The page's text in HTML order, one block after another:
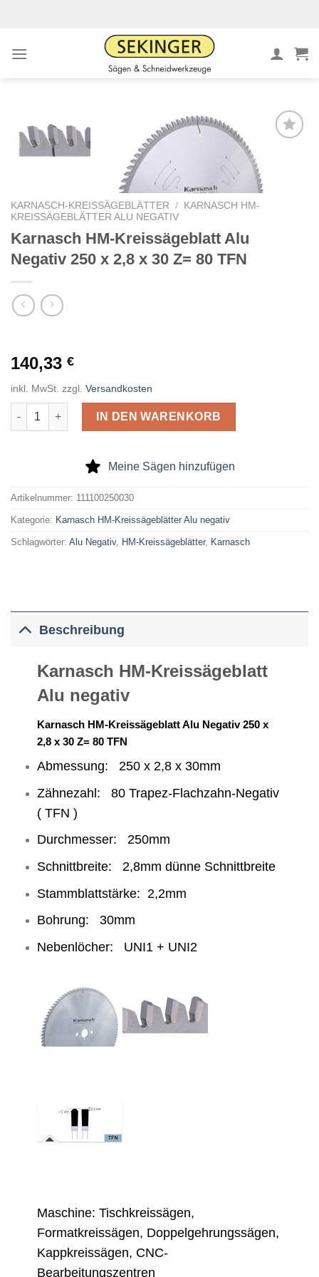
Sägen
hinzufügen
KARNASCH-KREISSÄGEBLÄTTER /
KARNASCH HM-
KREISSÄGEBLÄTTER ALU NEGATIV
Karnasch HM-Kreissägeblatt Alu
Negativ 250 x 2,8 x 30 Z= 80 TFN
140,33 €
inkl. MwSt. zzgl. Versandkosten
Karnasch HM-Kreissägeblatt Alu Negativ 250 x 2,8 x 30 Z= 80
IN DEN WARENKORB
Meine Sägen hinzufügen
Artikelnummer: 111100250030
Kategorie: Karnasch HM-Kreissägeblätter Alu negativ
Schlagwörter: Alu Negativ, HM-Kreissägeblätter, Karnasch
Beschreibung
Karnasch HM-Kreissägeblatt
Alu negativ
Karnasch HM-Kreissägeblatt Alu Negativ 250 x
2,8 x 30 Z= 80 TFN
Abmessung: 250 x 2,8 x 30mm
Zähnezahl: 80 Trapez-Flachzahn-Negativ
( TFN )
Durchmesser: 250mm
Schnittbreite: 2,8mm dünne Schnittbreite
Stammblattstärke: 2,2mm
Bohrung: 30mm
Nebenlöcher: UNI1 + UNI2
Maschine: Tischkreissägen,
Formatkreissägen, Doppelgehrungssägen,
Kappkreissägen, CNC-
Bearbeitungszentren